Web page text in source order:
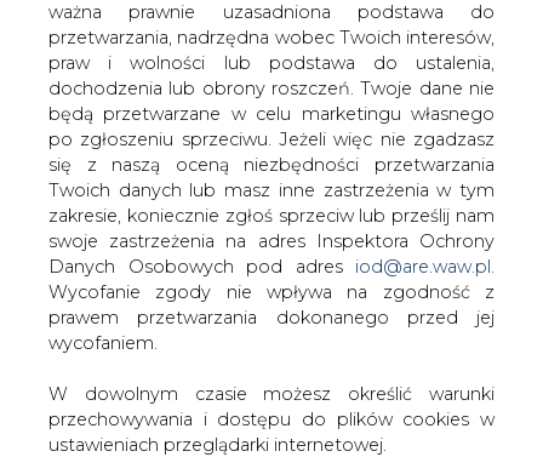
ważna prawnie uzasadniona podstawa do
przetwarzania, nadrzędna wobec Twoich interesów,
praw i wolności lub podstawa do ustalenia,
dochodzenia lub obrony roszczeń. Twoje dane nie
będą przetwarzane w celu marketingu własnego
po zgłoszeniu sprzeciwu. Jeżeli więc nie zgadzasz
się z naszą oceną niezbędności przetwarzania
Twoich danych lub masz inne zastrzeżenia w tym
zakresie, koniecznie zgłoś sprzeciw lub prześlij nam
swoje zastrzeżenia na adres Inspektora Ochrony
Danych Osobowych pod adres iod@are.waw.pl.
Wycofanie zgody nie wpływa na zgodność z
prawem przetwarzania dokonanego przed jej
wycofaniem.
W dowolnym czasie możesz określić warunki
przechowywania i dostępu do plików cookies w
ustawieniach przeglądarki internetowej.
"Rząd moskiewski wydał uchwałę o budowie trzech
bloków elektrowni z całkowitą mocą 600 MW w
wykonaniu spółki energetycznej EEZ. Umowa
inwestycyjna na realizację projektu będzie negocjowana
w ciągu następujących 6 miesięcy" - podano w
komunikacie.
Trzy nowoczesne bloki parogazowe każdy z mocą 200
MW miałaby grupa CEZ wybudować w północnej części
Moskwy. Oprócz elektryczności miałaby elektrownia
dostarczać do swego bliskiego otoczenia również ciepło.
Budowa elektrowni jest już drugim projektem
ogłoszonym przez CEZ w Rosji. Pod koniec kwietnia
bieżącego roku Grupa EEZ podpisała z energetycznym
ugrupowaniem RAO JES oraz jej spółką-córką TGK-4
umowę o założeniu wspólnego przedsiębiorstwa do
rekonstrukcji elektrowni 2 x 200 MW, budowę nowego